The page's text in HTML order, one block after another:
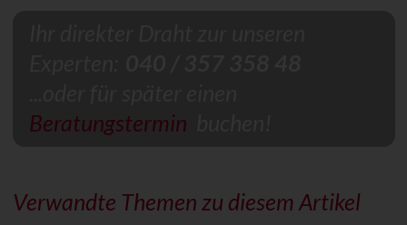
Beratungstermin
Verwandte Themen zu diesem Artikel